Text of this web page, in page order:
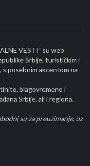
VESTI” su web
Srbije, turističkim i
posebnim akcentom na
blagovremeno i
Srbije, ali i regiona.
su za preuzimanje, uz